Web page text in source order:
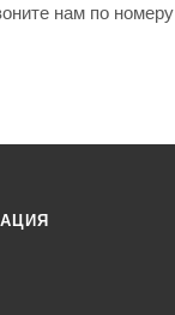
нам по номеру